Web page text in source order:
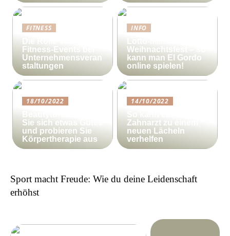
FITNESS
Fitness-Events bei
Unternehmensveran
staltungen
INFO
Weihnachtsfest – so
kann man El Gordo
online spielen!
18/10/2022
Sie sich etwas Gutes
und probieren Sie
Körpertherapie aus
14/10/2022
Zahnarzt zu einem
neuen Lächeln
verhelfen
Sport macht Freude: Wie du deine Leidenschaft
erhöhst